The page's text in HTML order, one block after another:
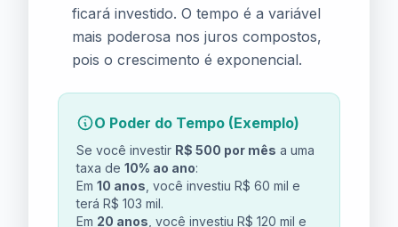
ficará investido. O tempo é a variável
mais poderosa nos juros compostos,
pois o crescimento é exponencial.
O Poder do Tempo (Exemplo)
Se você investir R$ 500 por mês a uma
taxa de 10% ao ano:
Em 10 anos , você investiu R$ 60 mil e
terá R$ 103 mil.
Em 20 anos , você investiu R$ 120 mil e